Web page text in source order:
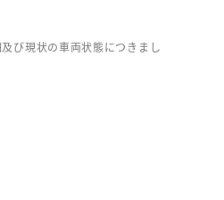
び現状の車両状態につきまし